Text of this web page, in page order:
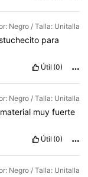
Negro / Talla: Unitalla
para
Útil (0)
Negro / Talla: Unitalla
material muy fuerte
Útil (0)
Negro / Talla: Unitalla